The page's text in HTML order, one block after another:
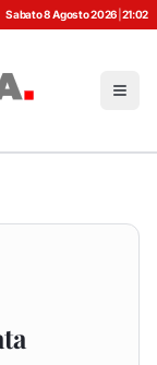
Sabato 8 Agosto 2026 21:02